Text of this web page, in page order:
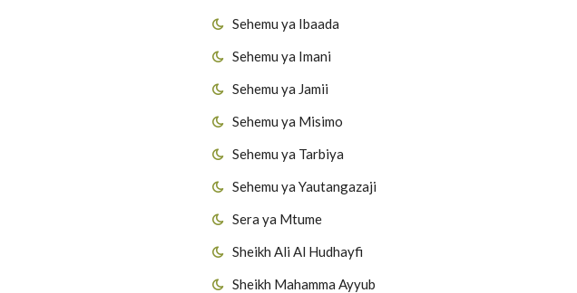
Sehemu ya Ibaada
Sehemu ya Imani
Sehemu ya Jamii
Sehemu ya Misimo
Sehemu ya Tarbiya
Sehemu ya Yautangazaji
Sera ya Mtume
Sheikh Ali Al Hudhayfi
Sheikh Mahamma Ayyub